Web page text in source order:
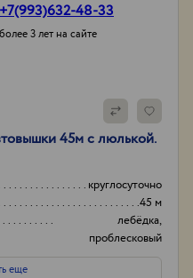
+7(993)632-48-33
более 3 лет на сайте
45м с люлькой.
круглосуточно
45 м
лебёдка,
проблесковый
маячок.
еще